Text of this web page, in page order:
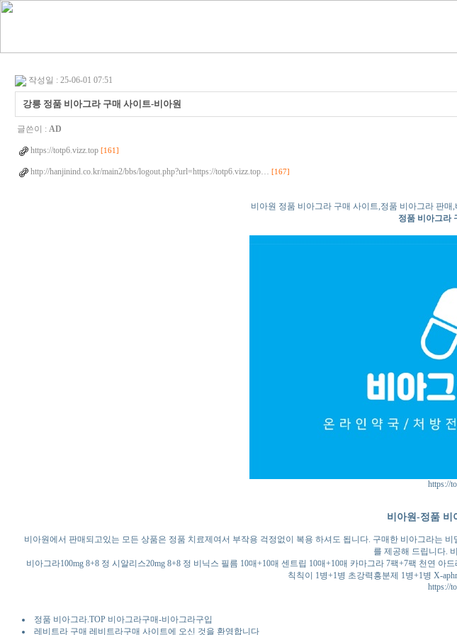
작성일 : 25-06-01 07:51
강릉 정품 비아그라 구매 사이트-비아원
글쓴이 : AD
https://totp6.vizz.top [161]
http://hanjinind.co.kr/main2/bbs/logout.php?url=https://totp6.vizz.top… [167]
비아원 정품 비아그라 구매 사이트,정품 비아그라 판
정품 비아그라
https://
비아원-정품 비
비아원에서 판매되고있는 모든 상품은 정품 치료제여서 부작용 걱정없이 복용 하셔도 됩니다. 구매한 비아그라는
를 제공해 드립니다.
비아그라100mg 8+8 정 시알리스20mg 8+8 정 비닉스 필름 10매+10매 센트립 10매+10매 카마그라 7팩+7팩 천연
칙칙이 1병+1병 초강력흥분제 1병+1병 X-
https://
정품 비아그라.TOP 비아그라구매-비아그라구입
레비트라 구매 레비트라구매 사이트에 오신 것을 환영합니다